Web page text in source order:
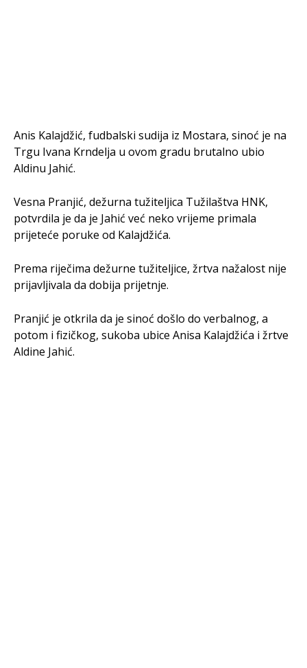
Anis Kalajdžić, fudbalski sudija iz Mostara, sinoć je na
Trgu Ivana Krndelja u ovom gradu brutalno ubio
Aldinu Jahić.
Vesna Pranjić, dežurna tužiteljica Tužilaštva HNK,
potvrdila je da je Jahić već neko vrijeme primala
prijeteće poruke od Kalajdžića.
Prema riječima dežurne tužiteljice, žrtva nažalost nije
prijavljivala da dobija prijetnje.
Pranjić je otkrila da je sinoć došlo do verbalnog, a
potom i fizičkog, sukoba ubice Anisa Kalajdžića i žrtve
Aldine Jahić.